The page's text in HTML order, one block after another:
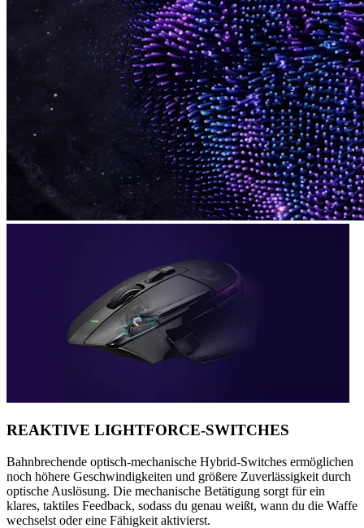
REAKTIVE LIGHTFORCE-SWITCHES
Bahnbrechende optisch-mechanische Hybrid-Switches ermöglichen
noch höhere Geschwindigkeiten und größere Zuverlässigkeit durch
optische Auslösung. Die mechanische Betätigung sorgt für ein
klares, taktiles Feedback, sodass du genau weißt, wann du die Waffe
wechselst oder eine Fähigkeit aktivierst.